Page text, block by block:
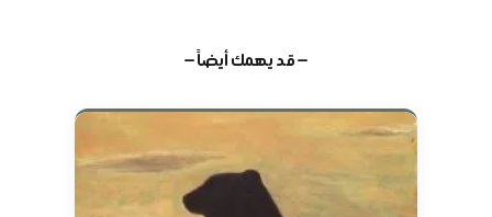
— قد يهمك أيضاً —